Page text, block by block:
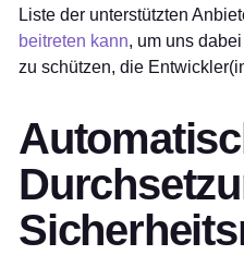
Liste der unterstützten
beitreten kann, um uns
zu schützen, die